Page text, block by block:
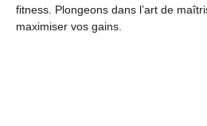
fitness. Plongeons dans l’art de
maximiser vos gains.